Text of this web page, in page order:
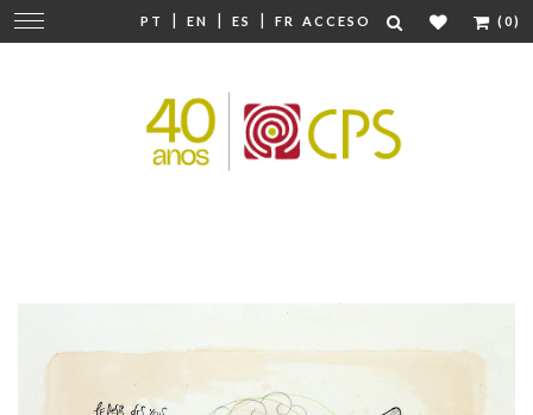
PT | EN | ES | FR ACCESO (0)
Cambiar
navegación